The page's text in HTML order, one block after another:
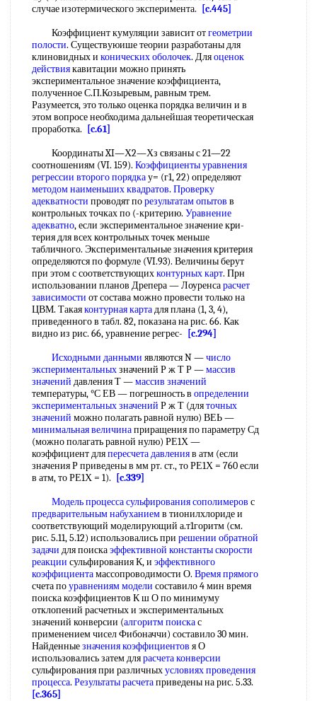
случае изотермического эксперимента.
[c.445]
Коэффициент кумуляции зависит отгеометрии
полости. Существуюише теории разработаны для
клиновидных и конических оболочек. Дляоценок
действиякавитации можно принять
экспериментальное значение коэффициента,
полученное С.П.Козыревым, равным трем.
Разумеется, это только оценка порядка величин и в
этом вопросе необходима дальнейшая теоретическая
проработка.
[c.61]
Координаты XI—Х2—Хз связаны с 21—22
соотношениям (VI. 159). Коэффициенты уравнения
регрессии второго порядкау= (г1, 22) определяют
методом наименьших квадратов. Проверку
адекватности проводят порезультатам опытов в
контрольных точках по (-критерию. Уравнение
адекватно, если экспериментальное значение кpи-
терия для всех контрольных точек меньше
табличного. Экспериментальные значения кpитepия
определяются по формуле (VI.93). Величины берут
при этом с соответствующихконтурных карт. Прн
использовании планов Дрепера — Лоуренсарасчет
зависимости от состава можно провести только на
ЦВМ. Такаяконтурная картадля плана (1, 3, 4),
приведенного в табл. 82, показана на рис. 66. Как
видно из рис. 66, уравнение регрес-
[c.294]
Исходными данными являются N —число
экспериментальныхзначений Р ж Т Р —массив
значений давления Т —массив значений
температуры, °С ЕВ — погрешность в определении
экспериментальных значений Р ж Т (дляточных
значений можно полагать равной нулю) ВЕЬ —
минимальная величинаприращения по параметру Сд
(можно полагать равной нулю) РЕ1Х —
коэффициент дляпересчета давленияв атм (если
значения Р приведены в мм рт. ст., то РЕ1Х = 760 если
в атм, то РЕ1Х = 1).
[c.339]
Модель процессасульфирования сополимеров с
предварительным набуханиемв тионилхлориде и
соответствующий моделирующий а.т1горитм (см.
рис. 5.11, 5.12) использовались при решении обратной
задачи для поискаэффективной константы скорости
реакции сульфирования К, и эффективного
коэффициентамассопроводимости О. Время прямого
счета поуравнениям модели составило 4 мин время
поиска коэффициентов К ш О по минимуму
отклопений расчетных и экспериментальных
значений конверсии (алгоритм поискас
применением чисел Фибоначчи) составило 30 мин.
Найденныезначения коэффициентов я О
использовались затем длярасчета конверсии
сульфирования при различныхусловиях проведения
процесса. Результаты расчетаприведены на рис. 5.33.
[c.365]